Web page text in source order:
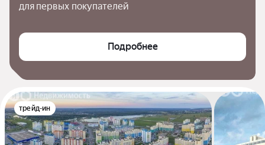
для первых покупателей
Подробнее
трейд-ин